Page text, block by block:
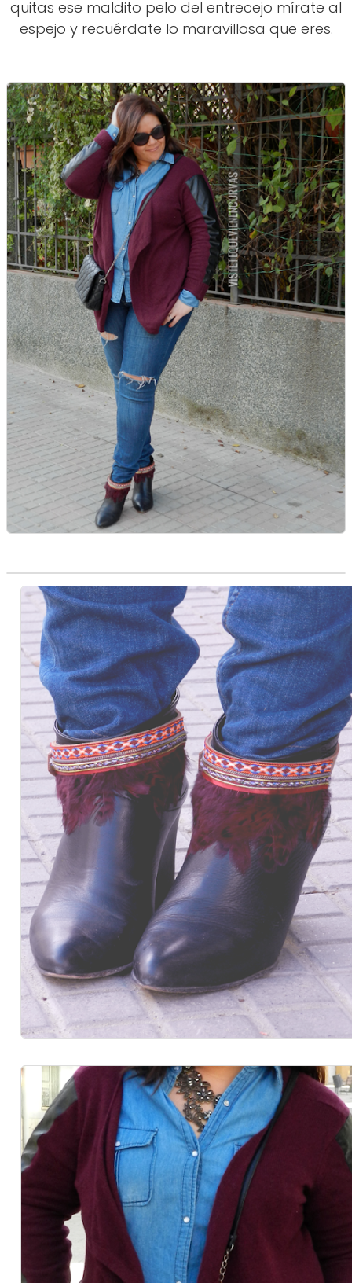
quitas ese maldito pelo del entrecejo mírate al
espejo y recuérdate lo maravillosa que eres.